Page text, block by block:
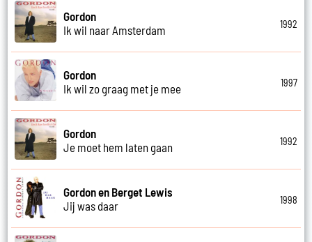
Gordon
Ik wil naar Amsterdam
1992
Gordon
Ik wil zo graag met je mee
1997
Gordon
Je moet hem laten gaan
1992
Gordon en Berget Lewis
Jij was daar
1998